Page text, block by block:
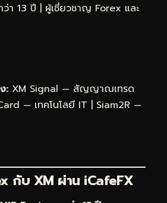
า 13 ปี | ผู้เชี่ยวชาญ Forex และ
: XM Signal — สัญญาณเทรด
— เทคโนโลยี IT | Siam2R —
กับ XM ผ่าน iCafeFX